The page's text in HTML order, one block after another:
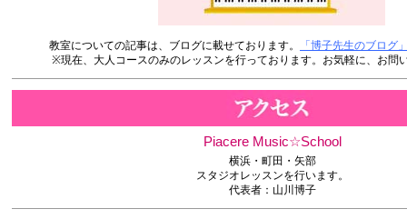
教室についての記事は、ブログに載せております。
「博子先生のブログ
※現在、大人コースのみのレッスンを行っております。お気軽に、お問
Piacere Music☆School
横浜・町田・矢部
スタジオレッスンを行います。
代表者：山川博子